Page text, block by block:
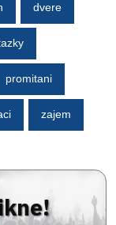
dvere
promitani
zajem